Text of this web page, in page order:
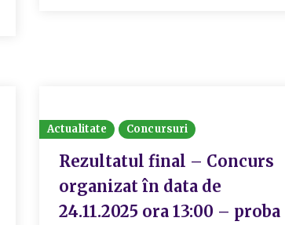
Actualitate Concursuri
Rezultatul final – Concurs
organizat în data de
24.11.2025 ora 13:00 – proba